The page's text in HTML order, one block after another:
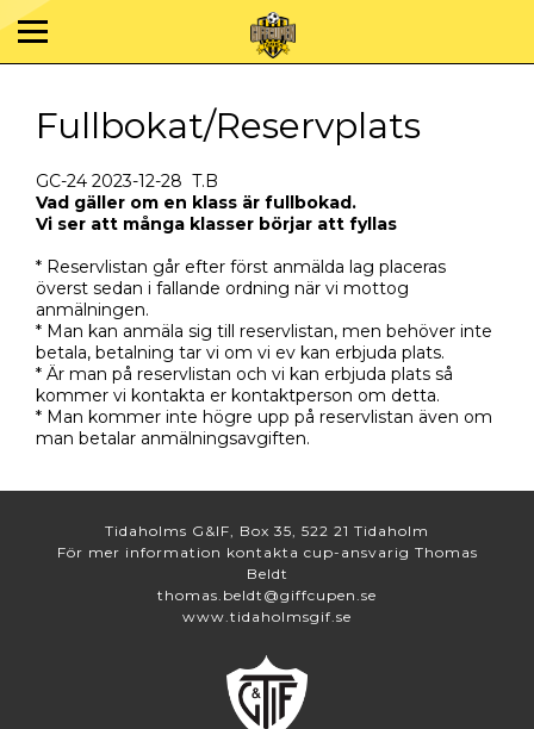
Fullbokat/Reservplats
GC-24 2023-12-28 T.B
Vad gäller om en klass är fullbokad.
Vi ser att många klasser börjar att fyllas
* Reservlistan går efter först anmälda lag placeras
överst sedan i fallande ordning när vi mottog
anmälningen.
* Man kan anmäla sig till reservlistan, men behöver inte
betala, betalning tar vi om vi ev kan erbjuda plats.
* Är man på reservlistan och vi kan erbjuda plats så
kommer vi kontakta er kontaktperson om detta.
* Man kommer inte högre upp på reservlistan även om
man betalar anmälningsavgiften.
Tidaholms G&IF, Box 35, 522 21 Tidaholm
För mer information kontakta cup-ansvarig Thomas
Beldt
thomas.beldt@giffcupen.se
www.tidaholmsgif.se